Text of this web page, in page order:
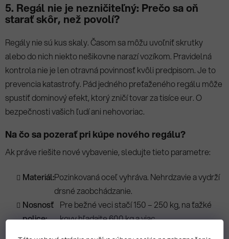
5. Regál nie je nezničiteľný: Prečo sa oň
starať skôr, než povolí?
Regály nie sú kus skaly. Časom sa môžu uvoľniť skrutky
alebo do nich niekto nešikovne narazí vozíkom. Pravidelná
kontrola nie je len otravná povinnosť kvôli predpisom. Je to
prevencia katastrofy. Pád jedného preťaženého regálu môže
spustiť dominový efekt, ktorý zničí tovar za tisíce eur. O
bezpečnosti vašich ľudí ani nehovoriac.
Na čo sa pozerať pri kúpe nového regálu?
Ak práve riešite nové vybavenie, sledujte tieto parametre:
Materiál:Pozinkovaná oceľ vyhráva. Nehrdzavie a vydrží
drsné zaobchádzanie.
Nosnosť
police:
Pre bežné veci stačí 150 – 250 kg, na ťažké
kovy hľadajte 600 kg a viac.